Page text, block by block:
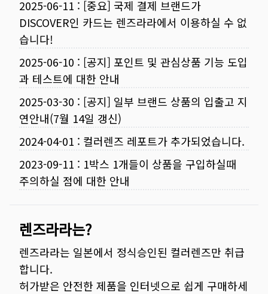
2025-06-11 : [중요] 국제 결제 브랜드가
DISCOVER인 카드는 렌즈라라에서 이용하실 수 없
습니다!
2025-06-10 : [공지] 포인트 및 관심상품 기능 도입
과 테스트에 대한 안내
2025-03-30 : [공지] 일부 브랜드 상품의 입출고 지
연안내(7월 14일 갱신)
2024-04-01 : 컬러렌즈 레포트가 추가되었습니다.
2023-09-11 : 1박스 1개들이 상품을 구입하실때
주의하실 점에 대한 안내
렌즈라라는?
렌즈라라는 일본에서 정식승인된 컬러렌즈만 취급
합니다.
허가받은 안전한 제품을 인터넷으로 쉽게 구매하세